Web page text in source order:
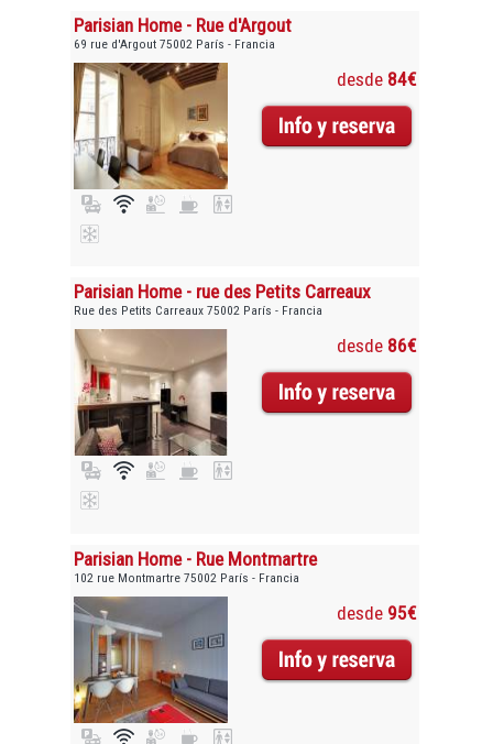
Parisian Home - Rue d'Argout
69 rue d'Argout 75002 París - Francia
desde 84€
Parisian Home - rue des Petits Carreaux
Rue des Petits Carreaux 75002 París - Francia
desde 86€
Parisian Home - Rue Montmartre
102 rue Montmartre 75002 París - Francia
desde 95€